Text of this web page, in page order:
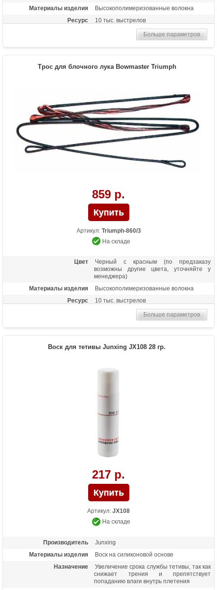
Материалы изделия
Высокополимеризованные волокна
Ресурс
10 тыс. выстрелов
Больше параметров
Трос для блочного лука Bowmaster Triumph
859 р.
Артикул: Triumph-860/3
На складе
Цвет
Черный с красным (по предзаказу
возможны другие цвета, уточняйте у
менеджера)
Материалы изделия
Высокополимеризованные волокна
Ресурс
10 тыс. выстрелов
Больше параметров
Воск для тетивы Junxing JX108 28 гр.
217 р.
Артикул: JX108
На складе
Производитель
Junxing
Материалы изделия
Воск на силиконовой основе
Назначение
Увеличение срока службы тетивы, так как
снижает трения и препятствует
попаданию влаги внутрь плетения